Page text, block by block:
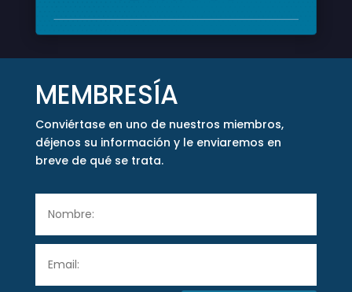
MEMBRESÍA
Conviértase en uno de nuestros miembros,
déjenos su información y le enviaremos en
breve de qué se trata.